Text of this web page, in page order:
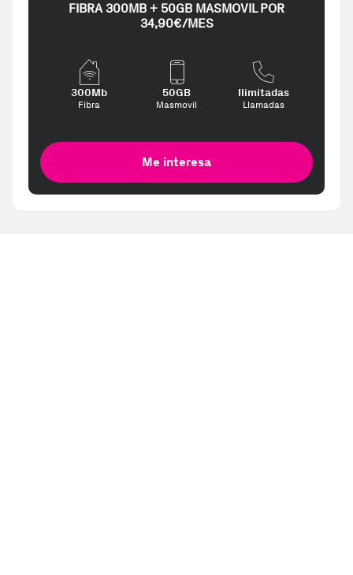
FIBRA 300MB + 50GB MASMOVIL POR
34,90€/MES
300Mb
Fibra
50GB
Masmovil
Ilimitadas
Llamadas
Me interesa